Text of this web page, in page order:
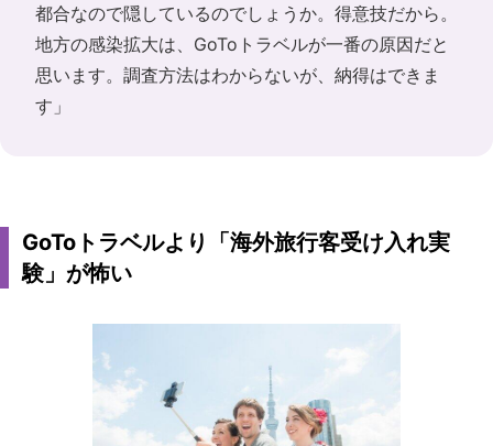
都合なので隠しているのでしょうか。得意技だから。
地方の感染拡大は、GoToトラベルが一番の原因だと
思います。調査方法はわからないが、納得はできま
す」
GoToトラベルより「海外旅行客受け入れ実
験」が怖い